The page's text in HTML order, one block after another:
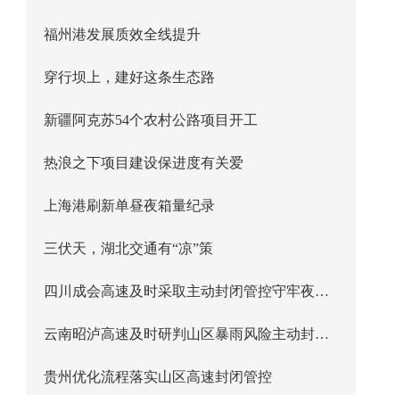
福州港发展质效全线提升
穿行坝上，建好这条生态路
新疆阿克苏54个农村公路项目开工
热浪之下项目建设保进度有关爱
上海港刷新单昼夜箱量纪录
三伏天，湖北交通有“凉”策
四川成会高速及时采取主动封闭管控守牢夜间安全防线
云南昭泸高速及时研判山区暴雨风险主动封闭管控
贵州优化流程落实山区高速封闭管控